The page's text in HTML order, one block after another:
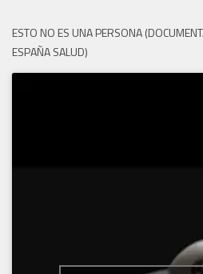
ESTO NO ES UNA PERSONA
ESPAÑA SALUD)